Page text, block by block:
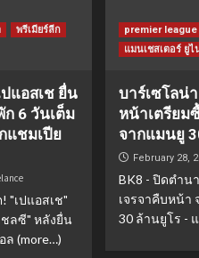
พรีเมียร์ลีก
แอสเช ยื่น
ก 6 วันเต็ม
แชมเปีย
"เปแอสเช"
ชลซี" หลังยื่น
ล (more…)
premier league
แมนเชสเตอร์ ยูไ
บาร์เซโลน่
หน้าเตรียม
จากแมนยู
February 28,
BK8 - ปิดตำน
เจรจาคืบหน้า
30 ล้านยูโร -